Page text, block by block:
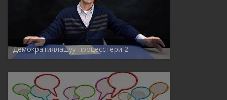
Демократиялашуу процесстери 2